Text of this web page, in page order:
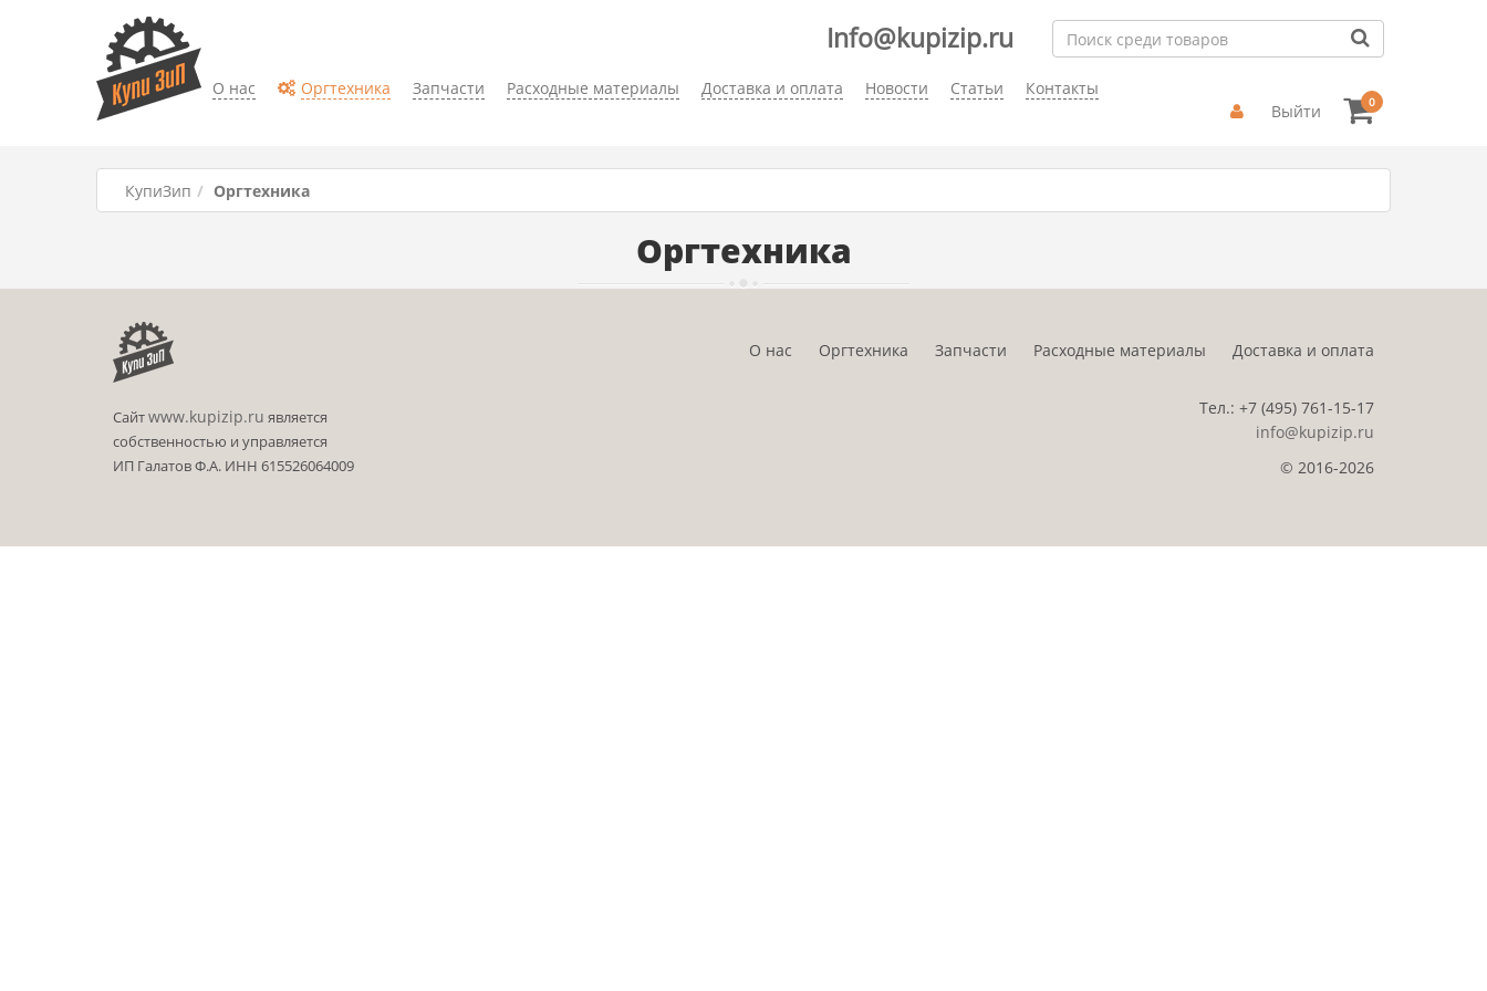
О нас Оргтехника Запчасти Расходные материалы Доставка и оплата Новости Статьи Контакты
Info@kupizip.ru
Выйти 0
КупиЗип Оргтехника
Оргтехника
Сайтwww.kupizip.ru является
собственностью и управляется
ИП Галатов Ф.А. ИНН 615526064009
О нас Оргтехника Запчасти Расходные материалы Доставка и оплата
Тел.: +7 (495) 761-15-17
info@kupizip.ru
© 2016-2026